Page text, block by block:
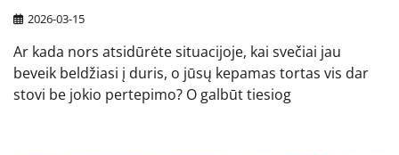
2026-03-15
Ar kada nors atsidūrėte situacijoje, kai svečiai jau
beveik beldžiasi į duris, o jūsų kepamas tortas vis dar
stovi be jokio pertepimo? O galbūt tiesiog